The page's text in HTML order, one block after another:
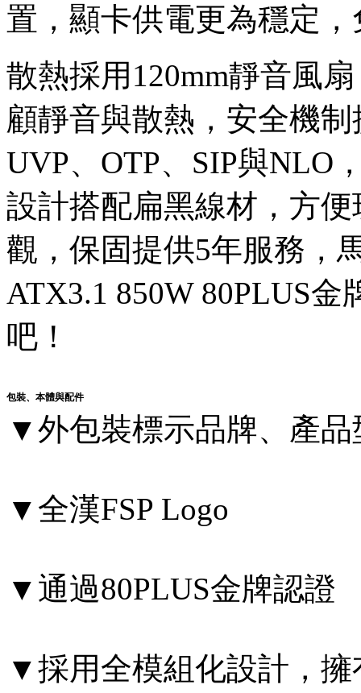
置，顯卡供電更為穩定
散熱採用120mm靜音風
顧靜音與散熱，安全機制
UVP、OTP、SIP與NLO
設計搭配扁黑線材，方
觀，保固提供5年服務，
ATX3.1 850W 80PLUS
吧！
包裝、本體與配件
▼外包裝標示品牌、產
▼全漢FSP Logo
▼通過80PLUS金牌認證
▼採用全模組化設計，擁